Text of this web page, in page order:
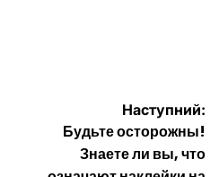
Наступний:
Будьте осторожны!
Знаете ли вы, что